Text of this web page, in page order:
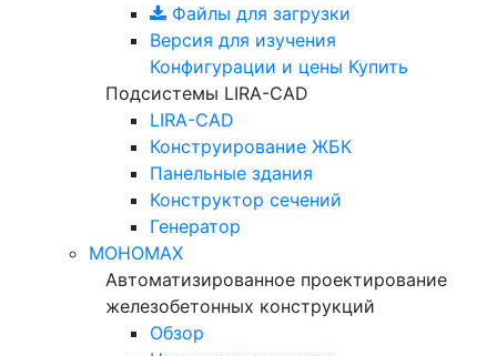
Файлы для загрузки
Версия для изучения
Конфигурации и цены Купить
Подсистемы LIRA-CAD
LIRA-CAD
Конструирование ЖБК
Панельные здания
Конструктор сечений
Генератор
МОНОМАХ
Автоматизированное проектирование
железобетонных конструкций
Обзор